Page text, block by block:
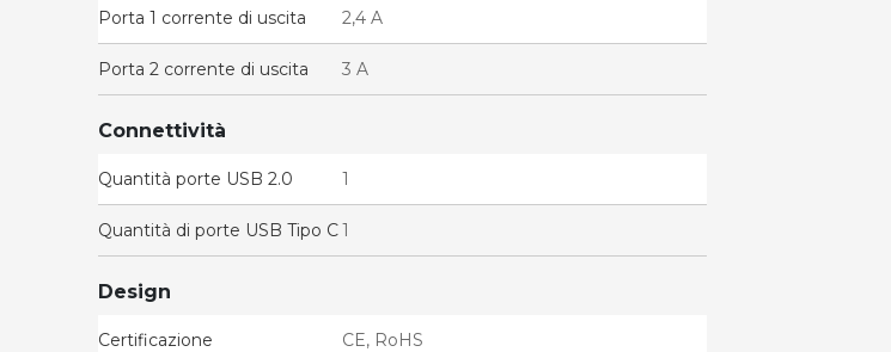
Porta 1 corrente di uscita 2,4 A
Porta 2 corrente di uscita 3 A
Connettività
Quantità porte USB 2.0 1
Quantità di porte USB Tipo C1
Design
Certificazione CE, RoHS